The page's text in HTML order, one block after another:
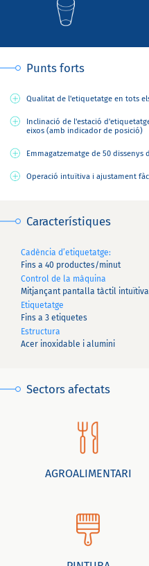
Punts forts
Qualitat de l'etiquetatge en tots
Inclinació de l'estació
eixos (amb indicador de posició)
Emmagatzematge de 50 dissenys
Operació intuïtiva i ajustament
Característiques
Cadència d’etiquetatge:
Fins a 40 productes/minut
Control de la màquina
Mitjançant pantalla tàctil intuïtiva
Etiquetatge
Fins a 3 etiquetes
Estructura
Acer inoxidable i alumini
Sectors afectats
AGROALIMENTARI